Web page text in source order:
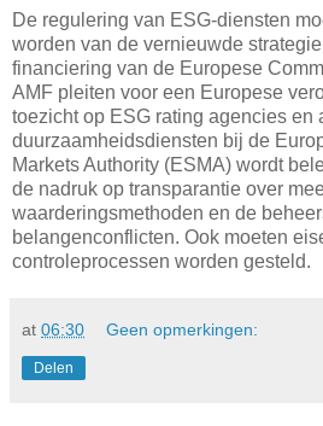
De regulering van ESG-diensten
worden van de vernieuwde
financiering van de Europese
AMF pleiten voor een Europese
toezicht op ESG rating agencies en
duurzaamheidsdiensten bij de
Markets Authority (ESMA) wordt
de nadruk op transparantie over
waarderingsmethoden en de
belangenconflicten. Ook moeten
controleprocessen worden gesteld.
at 06:30 Geen opmerkingen:
Delen